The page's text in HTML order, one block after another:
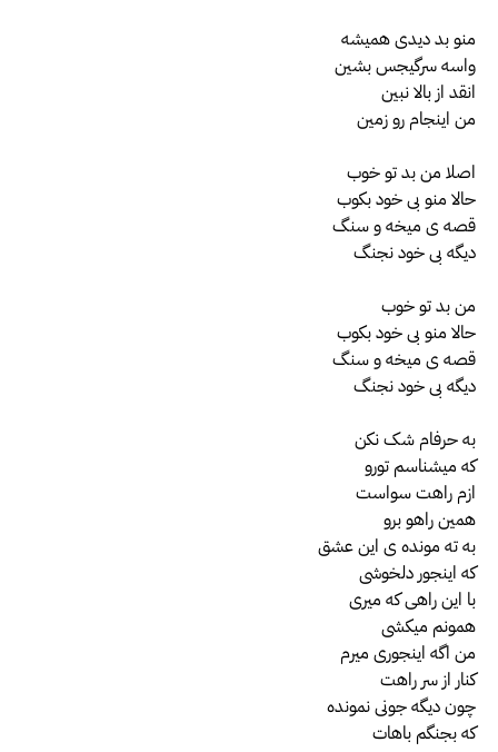
منو بد دیدی همیشه
واسه سرگیجس بشین
انقد از بالا نبین
من اینجام رو زمین
اصلا من بد تو خوب
حالا منو بی خود بکوب
قصه ی میخه و سنگ
دیگه بی خود نجنگ
من بد تو خوب
حالا منو بی خود بکوب
قصه ی میخه و سنگ
دیگه بی خود نجنگ
به حرفام شک نکن
که میشناسم تورو
ازم راهت سواست
همین راهو برو
به ته مونده ی این عشق
که اینجور دلخوشی
با این راهی که میری
همونم میکشی
من اگه اینجوری میرم
کنار از سر راهت
چون دیگه جونی نمونده
که بجنگم باهات